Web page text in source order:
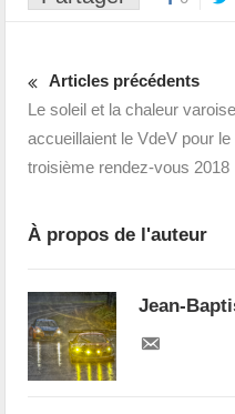
Articles précédents
Le soleil et la chaleur varoise
accueillaient le VdeV pour le
troisième rendez-vous 2018
À propos de l'auteur
Jean-